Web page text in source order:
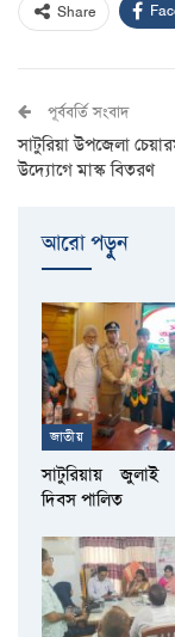
Share
পূর্ববর্তি সংবাদ
সাটুরিয়া উপজেলা
উদ্যোগে মাস্ক বিতরণ
আরো পড়ুুন
জাতীয়
সাটুরিয়ায় জুলাই
দিবস পালিত